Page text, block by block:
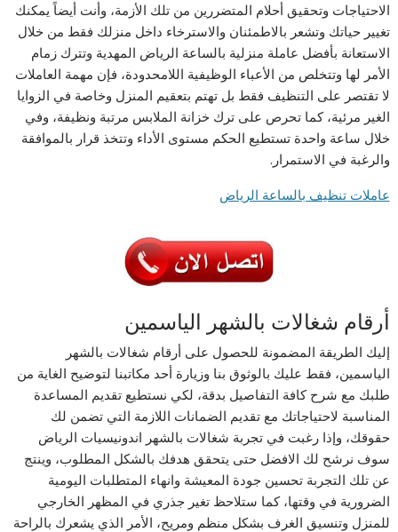
الاحتياجات وتحقيق أحلام المتضررين من تلك الأزمة، وأنت أيضاً يمكنك
تغيير حياتك وتشعر بالاطمئنان والاسترخاء داخل منزلك فقط من خلال
الاستعانة بأفضل عاملة منزلية بالساعة الرياض المهدية وتترك زمام
الأمر لها وتتخلص من الأعباء الوظيفية اللامحدودة، فإن مهمة العاملات
لا تقتصر على التنظيف فقط بل تهتم بتعقيم المنزل وخاصة في الزوايا
الغير مرئية، كما تحرص على ترك خزانة الملابس مرتبة ونظيفة، وفي
خلال ساعة واحدة تستطيع الحكم مستوى الأداء وتتخذ قرار بالموافقة
والرغبة في الاستمرار.
عاملات تنظيف بالساعة الرياض
أرقام شغالات بالشهر الياسمين
إليك الطريقة المضمونة للحصول على أرقام شغالات بالشهر
الياسمين، فقط عليك بالوثوق بنا وزيارة أحد مكاتبنا لتوضيح الغاية من
طلبك مع شرح كافة التفاصيل بدقة، لكي نستطيع تقديم المساعدة
المناسبة لاحتياجاتك مع تقديم الضمانات اللازمة التي تضمن لك
حقوقك، وإذا رغبت في تجربة شغالات بالشهر اندونيسيات الرياض
سوف نرشح لك الافضل حتى يتحقق هدفك بالشكل المطلوب، وينتج
عن تلك التجربة تحسين جودة المعيشة وانهاء المتطلبات اليومية
الضرورية في وقتها، كما ستلاحظ تغير جذري في المظهر الخارجي
للمنزل وتنسيق الغرف بشكل منظم ومريح، الأمر الذي يشعرك بالراحة